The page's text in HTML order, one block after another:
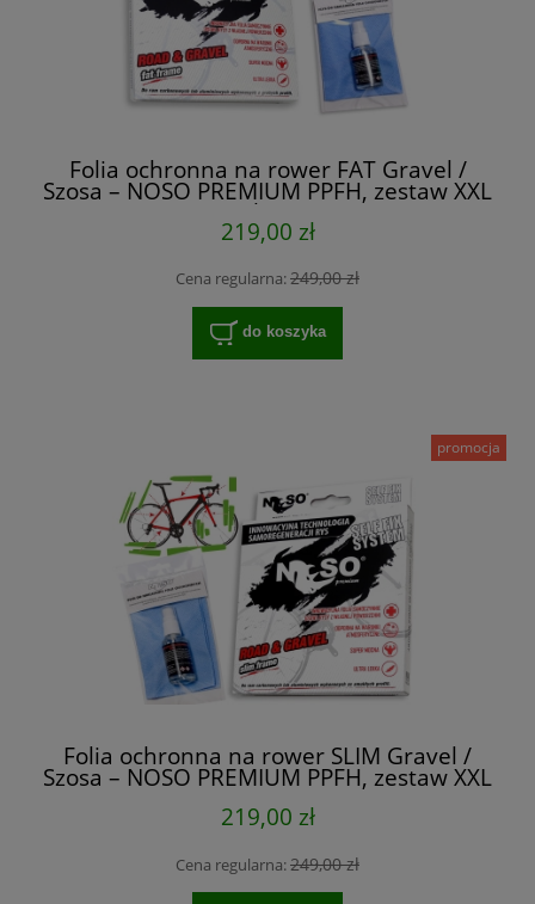
Folia ochronna na rower FAT Gravel /
Szosa – NOSO PREMIUM PPFH, zestaw XXL
na cały rower
219,00 zł
Cena regularna:249,00 zł
do koszyka
Folia ochronna na rower SLIM Gravel /
Szosa – NOSO PREMIUM PPFH, zestaw XXL
219,00 zł
Cena regularna:249,00 zł
promocja